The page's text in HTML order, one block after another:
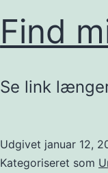
Find
Se link
Udgivet januar 12,
Kategoriseret som